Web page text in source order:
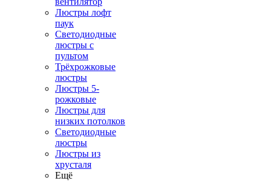
Люстры лофт
паук
Светодиодные
люстры с
пультом
Трёхрожковые
люстры
Люстры 5-
рожковые
Люстры для
низких потолков
Cветодиодные
люстры
Люстры из
хрусталя
Ещё